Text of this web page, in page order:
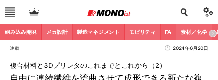
組み込み開発 メカ設計 製造マネジメント モビリティ FA 素材／化学
連載 2024年6月20日
自由に連続繊維を湾曲させて成形できる新たな複
複合材料と3Dプリンタのこれまでとこれから（2）